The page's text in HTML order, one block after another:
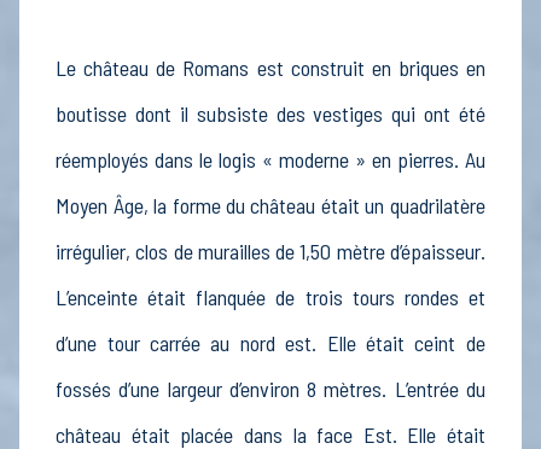
Le château de Romans est construit en briques en
boutisse dont il subsiste des vestiges qui ont été
réemployés dans le logis « moderne » en pierres. Au
Moyen Âge, la forme du château était un quadrilatère
irrégulier, clos de murailles de 1,50 mètre d’épaisseur.
L’enceinte était flanquée de trois tours rondes et
d’une tour carrée au nord est. Elle était ceint de
fossés d’une largeur d’environ 8 mètres. L’entrée du
château était placée dans la face Est. Elle était